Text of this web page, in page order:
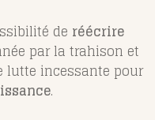
de réécrire
par la trahison et
lutte incessante pour
.